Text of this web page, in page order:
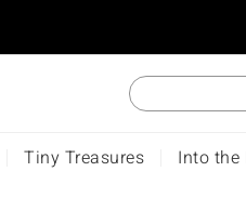
Into the
Tiny Treasures